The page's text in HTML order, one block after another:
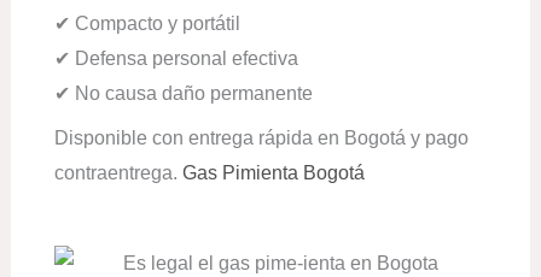
✔ Compacto y portátil
✔ Defensa personal efectiva
✔ No causa daño permanente
Disponible con entrega rápida en Bogotá y pago
contraentrega. Gas Pimienta Bogotá